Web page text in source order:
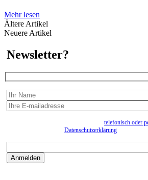
Mehr lesen
Ältere Artikel
Neuere Artikel
Newsletter?
telefonisch oder
Datenschutzerklärung